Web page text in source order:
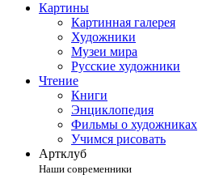
Картины
Картинная галерея
Художники
Музеи мира
Русские художники
Чтение
Книги
Энциклопедия
Фильмы о художниках
Учимся рисовать
Артклуб
Наши современники